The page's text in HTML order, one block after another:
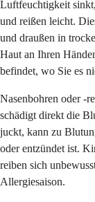
Luftfeuchtigkeit
und reißen leicht.
und draußen in
Haut an Ihren
befindet, wo Sie es
Nasenbohren oder -
schädigt direkt die
juckt, kann zu
oder entzündet ist.
reiben sich
Allergiesaison.